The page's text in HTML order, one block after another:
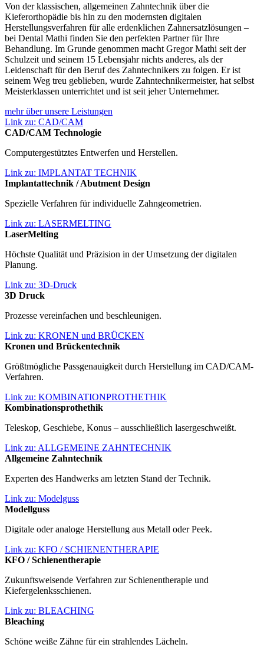
Von der klassischen, allgemeinen Zahntechnik über die
Kieferorthopädie bis hin zu den modernsten digitalen
Herstellungsverfahren für alle erdenklichen Zahnersatzlösungen –
bei Dental Mathi finden Sie den perfekten Partner für Ihre
Behandlung. Im Grunde genommen macht Gregor Mathi seit der
Schulzeit und seinem 15 Lebensjahr nichts anderes, als der
Leidenschaft für den Beruf des Zahntechnikers zu folgen. Er ist
seinem Weg treu geblieben, wurde Zahntechnikermeister, hat selbst
Meisterklassen unterrichtet und ist seit jeher Unternehmer.
mehr über unsere Leistungen
Link zu: CAD/CAM
CAD/CAM Technologie
Computergestütztes Entwerfen und Herstellen.
Link zu: IMPLANTAT TECHNIK
Implantat­technik / Abutment Design
Spezielle Verfahren für individuelle Zahngeometrien.
Link zu: LASERMELTING
LaserMelting
Höchste Qualität und Präzision in der Umsetzung der digitalen
Planung.
Link zu: 3D-Druck
3D Druck
Prozesse vereinfachen und beschleunigen.
Link zu: KRONEN und BRÜCKEN
Kronen und Brückentechnik
Größtmögliche Passgenauigkeit durch Herstellung im CAD/CAM-
Verfahren.
Link zu: KOMBINATIONPROTHETHIK
Kombi­nationsprothethik
Teleskop, Geschiebe, Konus – ausschließlich lasergeschweißt.
Link zu: ALLGEMEINE ZAHNTECHNIK
Allgemeine Zahntechnik
Experten des Handwerks am letzten Stand der Technik.
Link zu: Modelguss
Modellguss
Digitale oder analoge Herstellung aus Metall oder Peek.
Link zu: KFO / SCHIENENTHERAPIE
KFO / Schienen­therapie
Zukunftsweisende Verfahren zur Schienentherapie und
Kiefergelenksschienen.
Link zu: BLEACHING
Bleaching
Schöne weiße Zähne für ein strahlendes Lächeln.